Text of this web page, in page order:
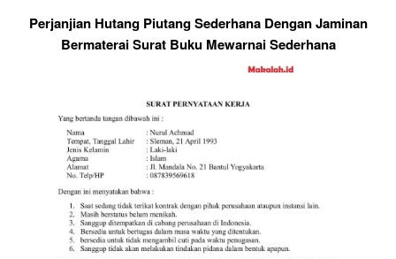
Perjanjian Hutang Piutang Sederhana Dengan Jaminan
Bermaterai Surat Buku Mewarnai Sederhana